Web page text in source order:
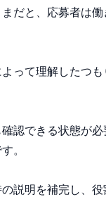
だと、応募者は
って理解したつ
認できる状態が必
。
説明を補完し、